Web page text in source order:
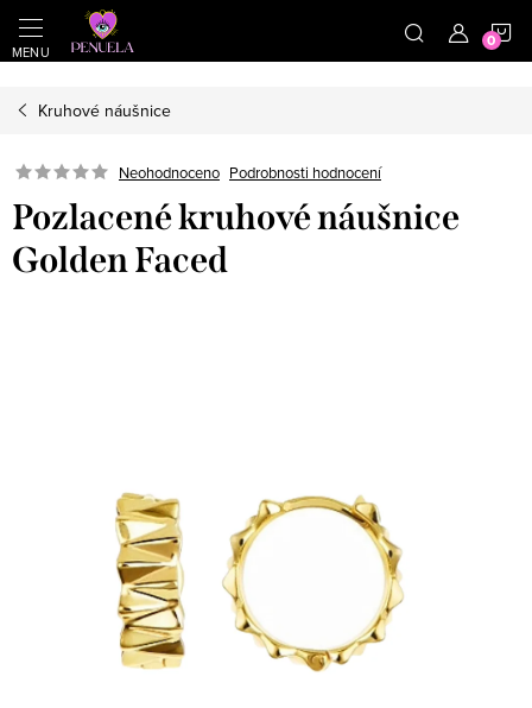
https://cz.pinterest.com/shoppenuela/
Přejít na obsah
Kruhové náušnice
Neohodnoceno Podrobnosti hodnocení
Pozlacené kruhové náušnice
Golden Faced